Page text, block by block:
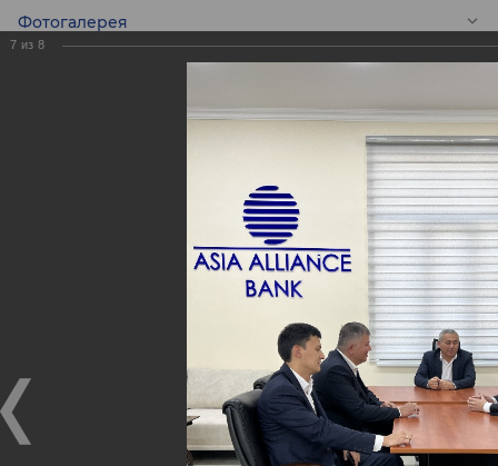
Фотогалерея
Новый Центр
банковских услуг
«Кукча»
Новый Центр банковских услуг «Кукча»
7 из 8